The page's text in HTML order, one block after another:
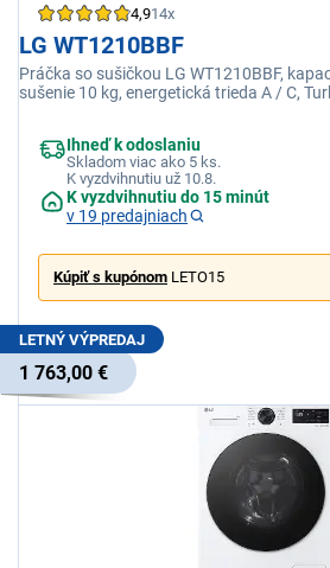
4,914x
LG WT1210BBF
Práčka so sušičkou LG WT1210BBF,
sušenie 10 kg, energetická trieda A / C,
Ihneď k odoslaniu
Skladom viac ako 5 ks.
K vyzdvihnutiu už 10.8.
K vyzdvihnutiu do 15 minút
v 19 predajniach
Kúpiť s kupónom LETO15
LETNÝ VÝPREDAJ
1 763,00 €